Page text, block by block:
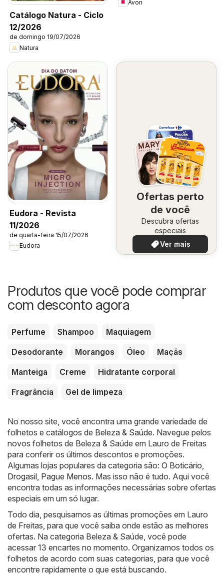
Catálogo Natura - Ciclo
12/2026
de domingo 19/07/2026
Natura
Avon
Eudora - Revista
11/2026
de quarta-feira 15/07/2026
Eudora
Ofertas perto
de você
Descubra ofertas
especiais
Ver mais
Produtos que você pode comprar
com desconto agora
Perfume Shampoo
Maquiagem
Desodorante
Morangos Óleo
Maçãs
Manteiga
Creme
Hidratante corporal
Fragrância
Gel de limpeza
No nosso site, você encontra uma grande variedade de
folhetos e catálogos de Beleza & Saúde. Navegue pelos
novos folhetos de Beleza & Saúde em Lauro de Freitas
para conferir os últimos descontos e promoções.
Algumas lojas populares da categoria são: O Boticário
Drogasil Pague Menos. Mas isso não é tudo. Aqui você
encontra todas as informações necessárias sobre ofertas
especiais em um só lugar.
Todo dia, pesquisamos as últimas promoções em Lauro
de Freitas, para que você saiba onde estão as melhores
ofertas. Na categoria Beleza & Saúde, você pode
acessar 13 encartes no momento. Organizamos todos os
folhetos de acordo com suas categorias, para que você
encontre rapidamente o que está buscando.